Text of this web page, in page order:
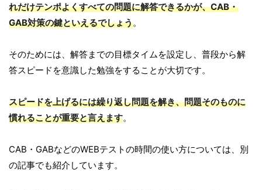
れだけテンポよくすべての問題に解答できるかが、CAB・
GAB対策の鍵といえるでしょう。
そのためには、解答までの目標タイムを設定し、普段から解
答スピードを意識した勉強をすることが大切です。
スピードを上げるには繰り返し問題を解き、問題そのものに
慣れることが重要と言えます。
CAB・GABなどのWEBテストの時間の使い方については、別
の記事でも紹介しています。